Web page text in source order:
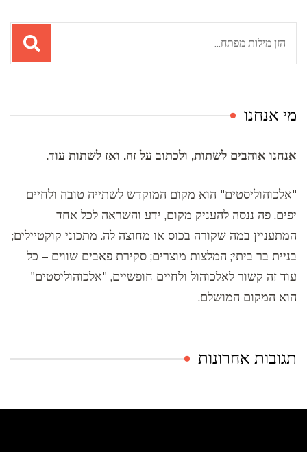
מי אנחנו
אנחנו אוהבים לשתות, ולכתוב על זה. ואז לשתות עוד.
"אלכוהוליסטים" הוא מקום המוקדש לשתייה טובה ולחיים
יפים. פה ננסה להעניק מקום, ידע והשראה לכל אחד
המתעניין במה שקורה בכוס או מחוצה לה. מתכוני קוקטיילים;
בניית בר ביתי; המלצות מוצרים; סקירת פאבים שווים – כל
עוד זה קשור לאלכוהול ולחיים חופשיים, "אלכוהוליסטים"
הוא המקום המושלם.
תגובות אחרונות